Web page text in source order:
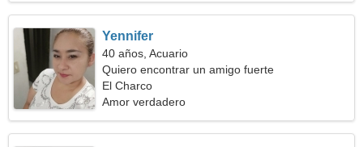
Yennifer
40 años, Acuario
Quiero encontrar un amigo fuerte
El Charco
Amor verdadero